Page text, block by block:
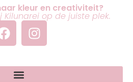
kleur en creativiteit?
op de juiste plek.